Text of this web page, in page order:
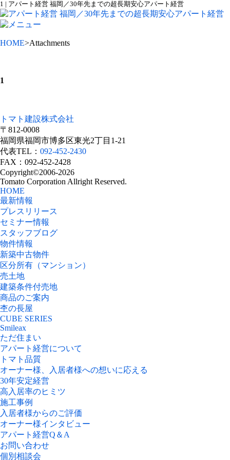
1 | アパート経営 福岡／30年先までの超長期安心アパート経営
HOME>Attachments
1
トマト建設株式会社
〒812-0008
福岡県福岡市博多区東光2丁目1-21
代表TEL： 092-452-2430
FAX：092-452-2428
Copyright©2006-2026
Tomato Corporation Allright Reserved.
HOME
最新情報
プレスリリース
セミナー情報
スタッフブログ
物件情報
新築中古物件
区分所有（マンション）
売土地
建築条件付売地
商品のご案内
杢の長屋
CUBE SERIES
Smileax
ただ住まい
アパート経営について
トマト品質
オーナー様、入居者様への想いに応える
30年安定経営
高入居率のヒミツ
施工事例
入居者様からのご評価
オーナー様インタビュー
アパート経営Q＆A
お問い合わせ
個別相談会